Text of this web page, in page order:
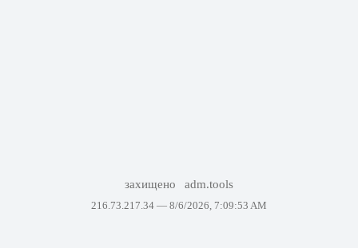
захищено adm.tools
216.73.217.34 — 8/6/2026, 7:09:53 AM